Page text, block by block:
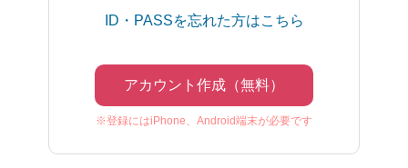
ID・PASSを忘れた方はこちら
アカウント作成（無料）
※登録にはiPhone、Android端末が必要です